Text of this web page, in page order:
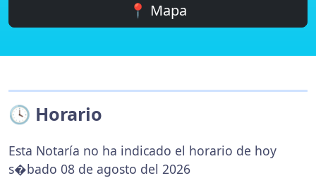
📍 Mapa
🕓 Horario
Esta Notaría no ha indicado el horario de hoy
s�bado 08 de agosto del 2026